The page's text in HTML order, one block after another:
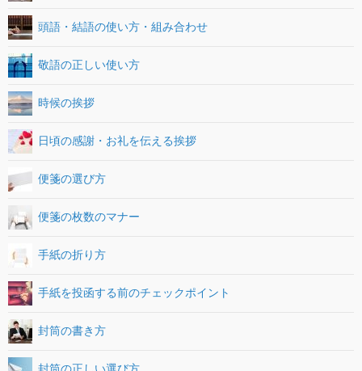
頭語・結語の使い方・組み合わせ
敬語の正しい使い方
時候の挨拶
日頃の感謝・お礼を伝える挨拶
便箋の選び方
便箋の枚数のマナー
手紙の折り方
手紙を投函する前のチェックポイント
封筒の書き方
封筒の正しい選び方